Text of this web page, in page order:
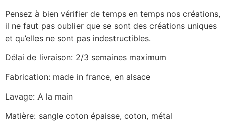
Pensez à bien vérifier de temps en temps nos créations,
il ne faut pas oublier que se sont des créations uniques
et qu’elles ne sont pas indestructibles.
Délai de livraison: 2/3 semaines maximum
Fabrication: made in france, en alsace
Lavage: A la main
Matière: sangle coton épaisse, coton, métal